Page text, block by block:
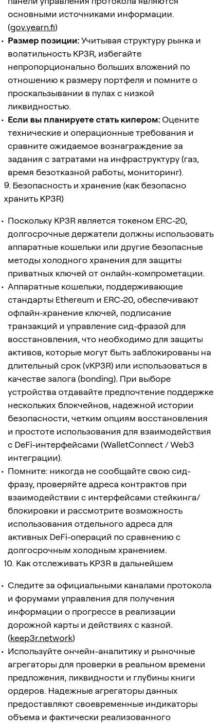
основными источниками информации.
(gov.yearn.fi)
Размер позиции:Учитывая структуру рынка и
волатильность KP3R, избегайте
непропорционально больших вложений по
отношению к размеру портфеля и помните о
проскальзывании в пулах с низкой
ликвидностью.
Если вы планируете стать кипером:Оцените
технические и операционные требования и
сравните ожидаемое вознаграждение за
задания с затратами на инфраструктуру (газ,
время безотказной работы, мониторинг).
9. Безопасность и хранение (как безопасно
хранить KP3R)
Поскольку KP3R является токеном ERC-20,
долгосрочные держатели должны использовать
аппаратные кошельки или другие безопасные
методы холодного хранения для защиты
приватных ключей от онлайн-компрометации.
Аппаратные кошельки, поддерживающие
стандарты Ethereum и ERC-20, обеспечивают
офлайн-хранение ключей, подписание
транзакций и управление сид-фразой для
восстановления, что необходимо для защиты
активов, которые могут быть заблокированы на
длительный срок (vKP3R) или использоваться в
качестве залога (bonding). При выборе
устройства отдавайте предпочтение поддержке
нескольких блокчейнов, надежной истории
безопасности, четким опциям восстановления
и простоте использования для взаимодействия
с DeFi-интерфейсами (WalletConnect / Web3
интеграции).
Помните: никогда не сообщайте свою сид-
фразу, проверяйте адреса контрактов при
взаимодействии с интерфейсами стейкинга/
блокировки и рассмотрите возможность
использования отдельного адреса для
активных DeFi-операций по сравнению с
долгосрочным холодным хранением.
10. Как отслеживать KP3R в дальнейшем
Следите за официальными каналами протокола
и форумами управления для получения
информации о прогрессе в реализации
дорожной карты и действиях с казной.
(keep3r.network)
Используйте ончейн-аналитику и рыночные
агрегаторы для проверки в реальном времени
предложения, ликвидности и глубины книги
ордеров. Надежные агрегаторы данных
предоставляют своевременные индикаторы
объема и фактически реализованного